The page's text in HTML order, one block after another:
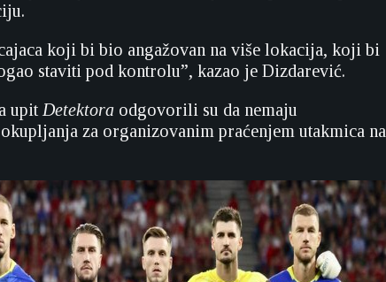
koji bi bio angažovan na više lokacija, koji bi
staviti pod kontrolu”, kazao je Dizdarević.
upit Detektora odgovorili su da nemaju
za organizovanim praćenjem utakmica na